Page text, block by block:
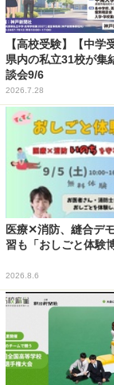
【高校受験】【中学
県内の私立31校が集
談会9/6
2026.7.28
医療✕消防、縫合デ
習も「おしごと体験
2026.8.6